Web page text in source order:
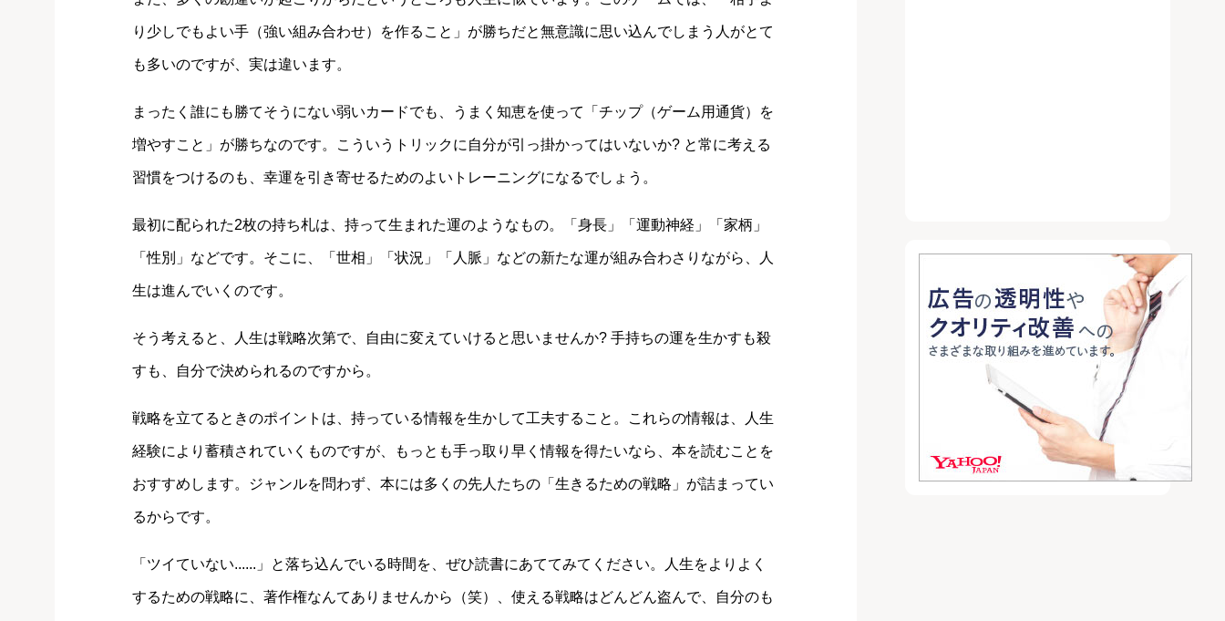
り少しでもよい手（強い組み合わせ）を作ること」が勝ちだと無意識に思い込んでしまう人がとて
も多いのですが、実は違います。
まったく誰にも勝てそうにない弱いカードでも、うまく知恵を使って「チップ（ゲーム用通貨）を
増やすこと」が勝ちなのです。こういうトリックに自分が引っ掛かってはいないか? と常に考える
習慣をつけるのも、幸運を引き寄せるためのよいトレーニングになるでしょう。
最初に配られた2枚の持ち札は、持って生まれた運のようなもの。「身長」「運動神経」「家柄」
「性別」などです。そこに、「世相」「状況」「人脈」などの新たな運が組み合わさりながら、人
生は進んでいくのです。
そう考えると、人生は戦略次第で、自由に変えていけると思いませんか? 手持ちの運を生かすも殺
すも、自分で決められるのですから。
戦略を立てるときのポイントは、持っている情報を生かして工夫すること。これらの情報は、人生
経験により蓄積されていくものですが、もっとも手っ取り早く情報を得たいなら、本を読むことを
おすすめします。ジャンルを問わず、本には多くの先人たちの「生きるための戦略」が詰まってい
るからです。
「ツイていない......」と落ち込んでいる時間を、ぜひ読書にあててみてください。人生をよりよく
するための戦略に、著作権なんてありませんから（笑）、使える戦略はどんどん盗んで、自分のも